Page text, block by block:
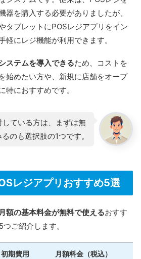
器を購入する必要がありましたが、
タブレットにPOSレジアプリをイン
軽にレジ機能が利用できます。
ステムを導入できるため、コストを
始めたい方や、新規に店舗をオープ
特におすすめです。
ている方は、まずは無
のも選択肢の1つです。
レジアプリおすすめ5選
額の基本料金が無料で使えるおすす
ご紹介します。
初期費用 月額料金（税込）